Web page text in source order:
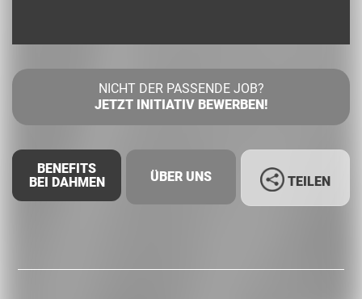
NICHT DER PASSENDE JOB?
JETZT INITIATIV BEWERBEN!
BENEFITS
BEI DAHMEN
ÜBER UNS TEILEN